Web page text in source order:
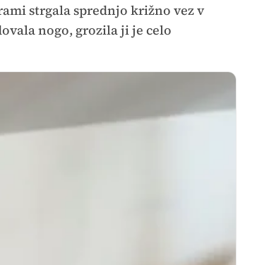
strgala sprednjo križno vez v
nogo, grozila ji je celo